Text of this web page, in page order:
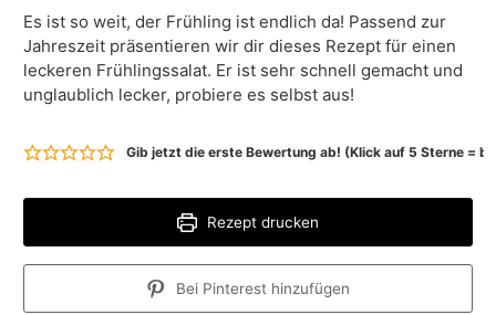
Es ist so weit, der Frühling ist endlich da! Passend zur
Jahreszeit präsentieren wir dir dieses Rezept für einen
leckeren Frühlingssalat. Er ist sehr schnell gemacht und
unglaublich lecker, probiere es selbst aus!
Gib jetzt die erste Bewertung ab! (Klick auf 5 Sterne =
Rezept drucken
Bei Pinterest hinzufügen